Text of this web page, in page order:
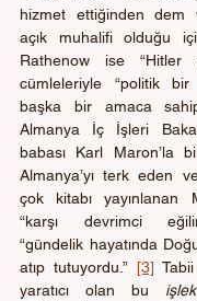
hizmet ettiğinden dem
açık muhalifi olduğu
Rathenow ise “Hitler
cümleleriyle “politik bir
başka bir amaca
Almanya İç İşleri
babası Karl Maron’la
Almanya’yı terk eden
çok kitabı yayınlanan
“karşı devrimci
“gündelik hayatında
atıp tutuyordu.” [3]
yaratıcı olan bu